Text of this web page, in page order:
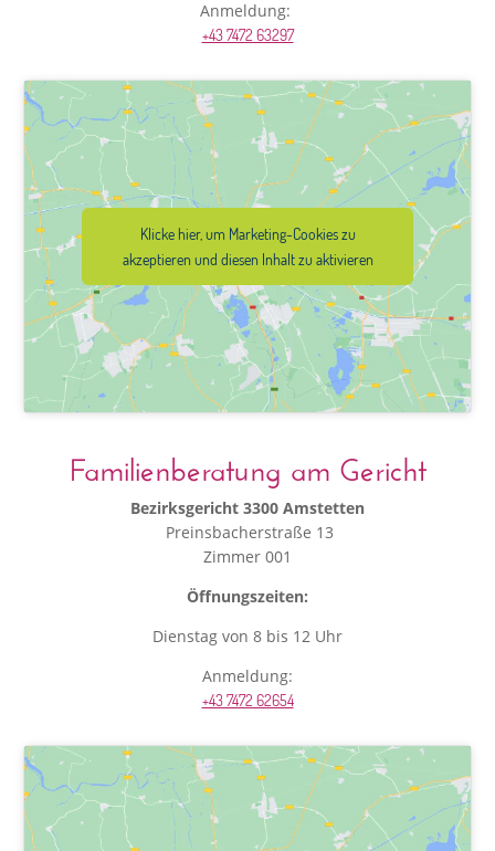
Anmeldung:
+43 7472 63297
Klicke hier, um Marketing-Cookies zu
akzeptieren und diesen Inhalt zu aktivieren
Familienberatung am Gericht
Bezirksgericht 3300 Amstetten
Preinsbacherstraße 13
Zimmer 001
Öffnungszeiten:
Dienstag von 8 bis 12 Uhr
Anmeldung:
+43 7472 62654